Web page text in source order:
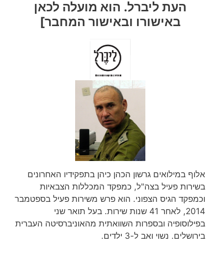
העת ליברל. הוא מועלה לכאן
באישורו ובאישור המחבר]
אלוף במילואים גרשון הכהן כיהן בתפקידיו האחרונים
בשירות פעיל בצה"ל, כמפקד המכללות הצבאיות
וכמפקד הגיס הצפוני. הוא פרש משירות פעיל בספטמבר
2014, לאחר 41 שנות שירות‏. בעל תואר שני
בפילוסופיה ובספרות השוואתית מהאוניברסיטה העברית
בירושלים. נשוי ואב ל-3 ילדים.